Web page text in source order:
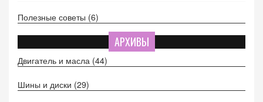
Полезные советы (6)
АРХИВЫ
Двигатель и масла (44)
Шины и диски (29)